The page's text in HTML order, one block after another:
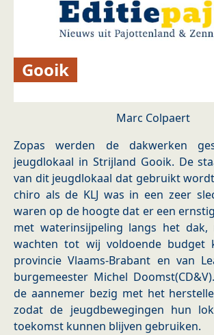
Gooik
Marc Colpaert
Zopas werden de dakwerken
jeugdlokaal in Strijland Gooik. De
van dit jeugdlokaal dat gebruikt
chiro als de KLJ was in een zeer
waren op de hoogte dat er een
met waterinsijpeling langs het dak,
wachten tot wij voldoende budget
provincie Vlaams-Brabant en van
burgemeester Michel
de aannemer bezig met het
zodat de jeugdbewegingen hun
toekomst kunnen blijven gebruiken.